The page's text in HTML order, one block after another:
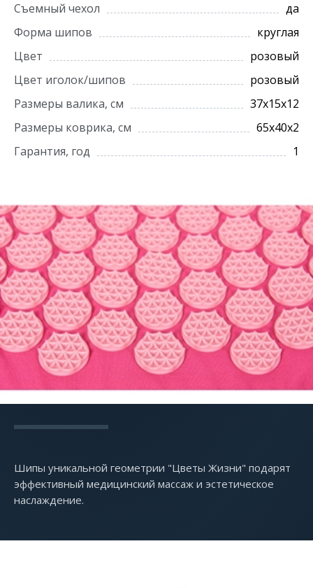
Съемный чехол
да
Форма шипов
круглая
Цвет
розовый
Цвет иголок/шипов
розовый
Размеры валика, см
37х15х12
Размеры коврика, см
65х40х2
Гарантия, год
1
Шипы уникальной геометрии "Цветы Жизни" подарят
эффективный медицинский массаж и эстетическое
наслаждение.